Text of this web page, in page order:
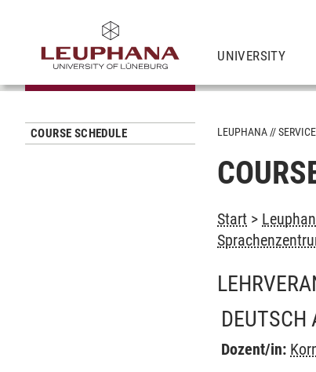
UNIVERSITY
COURSE SCHEDULE LEUPHANA SERVICE
Start >
DEUTSCH
Dozent/in: